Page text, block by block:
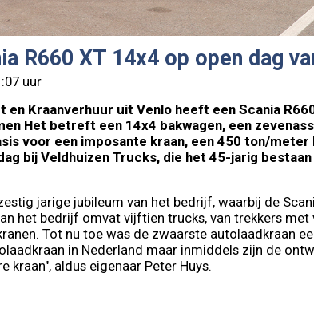
R660 XT 14x4 op open dag
uur
en Kraanverhuur uit Venlo heeft een Scania
Het betreft een 14x4 bakwagen, een
voor een imposante kraan, een 450 ton/
bij Veldhuizen Trucks, die het 45-jarig
jarige jubileum van het bedrijf, waarbij de
het bedrijf omvat vijftien trucks, van trekkers met
Tot nu toe was de zwaarste autolaadkraan
in Nederland maar inmiddels zijn de
kraan", aldus eigenaar Peter Huys.